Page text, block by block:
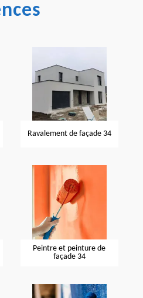
Ravalement de façade 34
Peintre et peinture de
façade 34